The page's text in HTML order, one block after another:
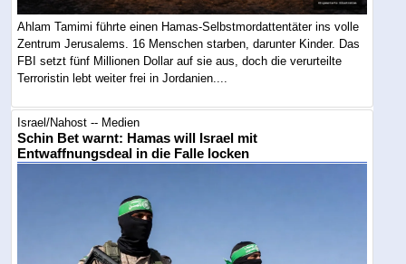
Ahlam Tamimi führte einen Hamas-Selbstmordattentäter ins volle
Zentrum Jerusalems. 16 Menschen starben, darunter Kinder. Das
FBI setzt fünf Millionen Dollar auf sie aus, doch die verurteilte
Terroristin lebt weiter frei in Jordanien....
Israel/Nahost -- Medien
Schin Bet warnt: Hamas will Israel mit
Entwaffnungsdeal in die Falle locken